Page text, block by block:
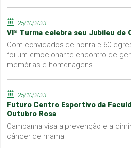
25/10/2023
VIª Turma celebra seu Jubileu de
Com convidados de honra e 60
foi um emocionante encontro de
memórias e homenagens
25/10/2023
Futuro Centro Esportivo da
Outubro Rosa
Campanha visa a prevenção e a
câncer de mama